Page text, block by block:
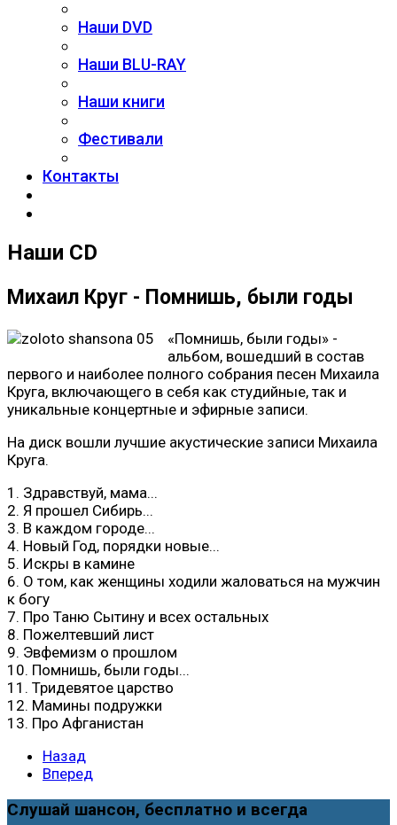
Наши DVD
Наши BLU-RAY
Наши книги
Фестивали
Контакты
Наши CD
Михаил Круг - Помнишь, были годы
«Помнишь, были годы» -
альбом, вошедший в состав
первого и наиболее полного собрания песен Михаила
Круга, включающего в себя как студийные, так и
уникальные концертные и эфирные записи.
На диск вошли лучшие акустические записи Михаила
Круга.
1. Здравствуй, мама...
2. Я прошел Сибирь...
3. В каждом городе...
4. Новый Год, порядки новые...
5. Искры в камине
6. О том, как женщины ходили жаловаться на мужчин
к богу
7. Про Таню Сытину и всех остальных
8. Пожелтевший лист
9. Эвфемизм о прошлом
10. Помнишь, были годы...
11. Тридевятое царство
12. Мамины подружки
13. Про Афганистан
Назад
Вперед
Слушай шансон, бесплатно и всегда